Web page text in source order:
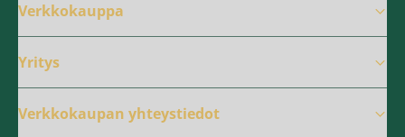
Verkkokauppa
Yritys
Verkkokaupan yhteystiedot